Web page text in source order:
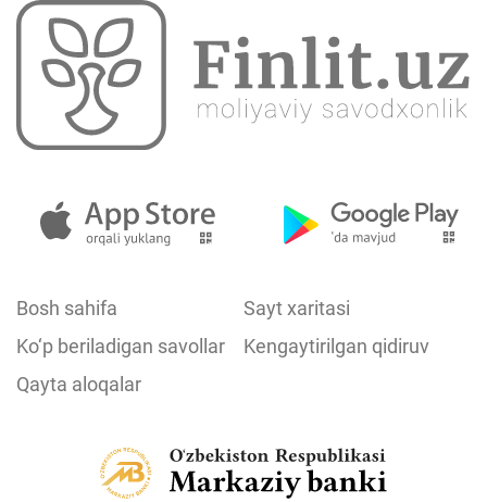
Bosh sahifa
Sayt xaritasi
Ko‘p beriladigan savollar
Kengaytirilgan qidiruv
Qayta aloqalar